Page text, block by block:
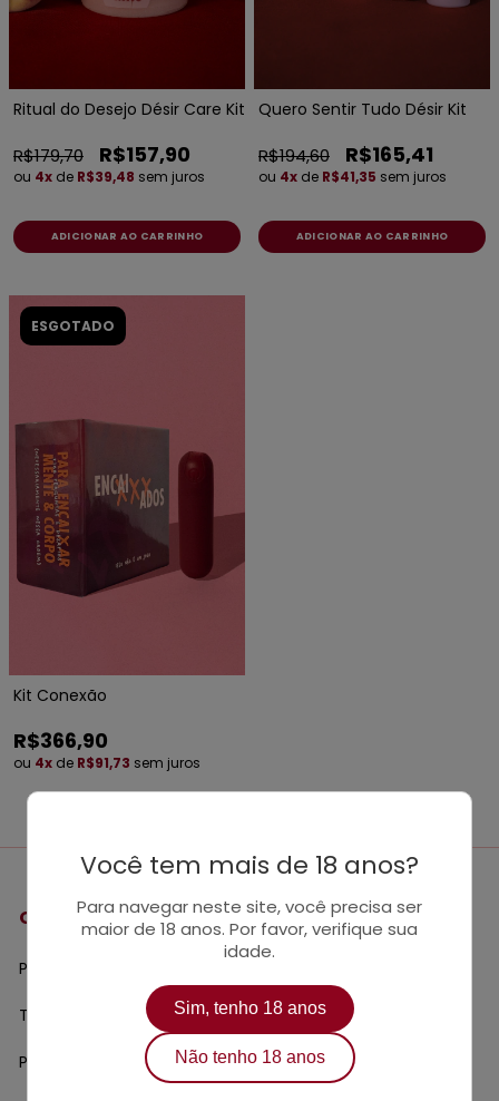
Ritual do Desejo Désir Care Kit
R$179,70 R$157,90
ou 4x de R$39,48 sem juros
Quero Sentir Tudo Désir Kit
R$194,60 R$165,41
ou 4x de R$41,35 sem juros
ESGOTADO
Kit Conexão
R$366,90
ou 4x de R$91,73 sem juros
Categorias
Produtos Désir
Toys
Para usar
Páginas
Contos
Guia dos Toys
Você tem mais de 18 anos?
Para navegar neste site, você precisa ser
maior de 18 anos. Por favor, verifique sua
idade.
Sim, tenho 18 anos
Não tenho 18 anos